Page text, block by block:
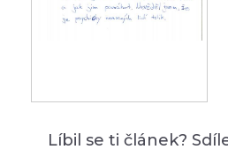
Líbil se ti článek?